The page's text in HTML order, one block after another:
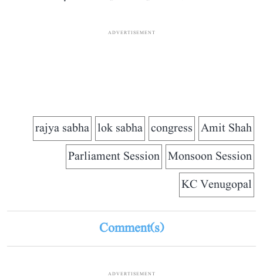
ADVERTISEMENT
Amit Shah
congress
lok sabha
rajya sabha
Monsoon Session
Parliament Session
KC Venugopal
Comment(s)
ADVERTISEMENT